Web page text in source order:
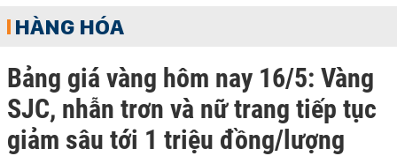
HÀNG HÓA
Bảng giá vàng hôm nay 16/5: Vàng
SJC, nhẫn trơn và nữ trang tiếp tục
giảm sâu tới 1 triệu đồng/lượng